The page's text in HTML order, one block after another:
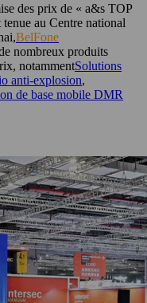
des prix de « a&s TOP
au Centre national
BelFone
nombreux produits
notammentSolutions
anti-explosion,
de base mobile DMR